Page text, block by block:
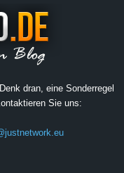
dran, eine Sonderregel
Sie uns: